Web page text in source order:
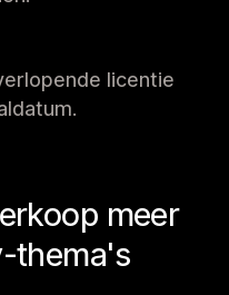
licentie
meer
thema's